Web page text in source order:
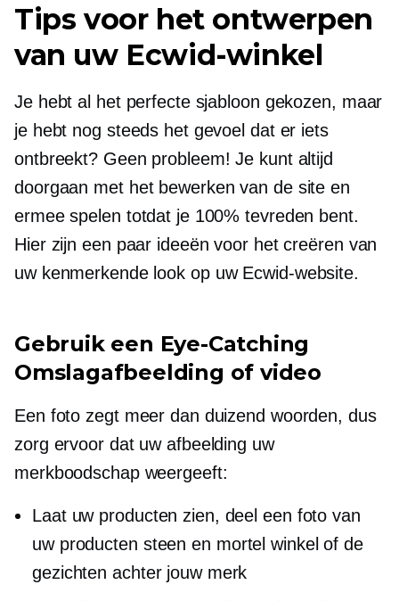
Tips voor het ontwerpen
van uw Ecwid-winkel
Je hebt al het perfecte sjabloon gekozen, maar
je hebt nog steeds het gevoel dat er iets
ontbreekt? Geen probleem! Je kunt altijd
doorgaan met het bewerken van de site en
ermee spelen totdat je 100% tevreden bent.
Hier zijn een paar ideeën voor het creëren van
uw kenmerkende look op uw Ecwid-website.
Gebruik een Eye-Catching
Omslagafbeelding of video
Een foto zegt meer dan duizend woorden, dus
zorg ervoor dat uw afbeelding uw
merkboodschap weergeeft:
Laat uw producten zien, deel een foto van
uw producten steen en mortel winkel of de
gezichten achter jouw merk